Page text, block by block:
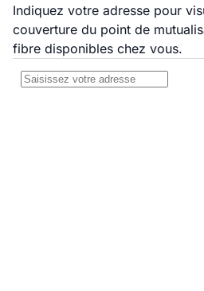
Indiquez votre adresse pour
couverture du point de
fibre disponibles chez vous.